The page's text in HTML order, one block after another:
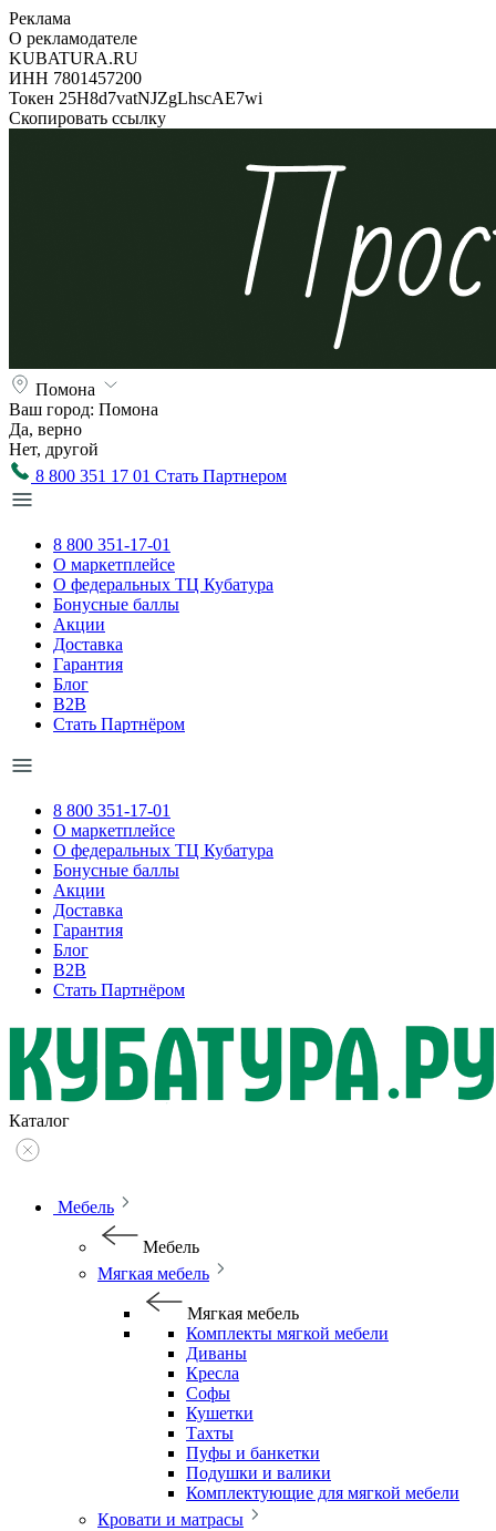
Реклама
О рекламодателе
KUBATURA.RU
ИНН 7801457200
Токен 25H8d7vatNJZgLhscAE7wi
Скопировать ссылку
Помона
Ваш город: Помона
Да, верно
Нет, другой
8 800 351 17 01 Стать Партнером
8 800 351-17-01
О маркетплейсе
О федеральных ТЦ Кубатура
Бонусные баллы
Акции
Доставка
Гарантия
Блог
B2B
Стать Партнёром
8 800 351-17-01
О маркетплейсе
О федеральных ТЦ Кубатура
Бонусные баллы
Акции
Доставка
Гарантия
Блог
B2B
Стать Партнёром
Каталог
Мебель
Мебель
Мягкая мебель
Мягкая мебель
Комплекты мягкой мебели
Диваны
Кресла
Софы
Кушетки
Тахты
Пуфы и банкетки
Подушки и валики
Комплектующие для мягкой мебели
Кровати и матрасы